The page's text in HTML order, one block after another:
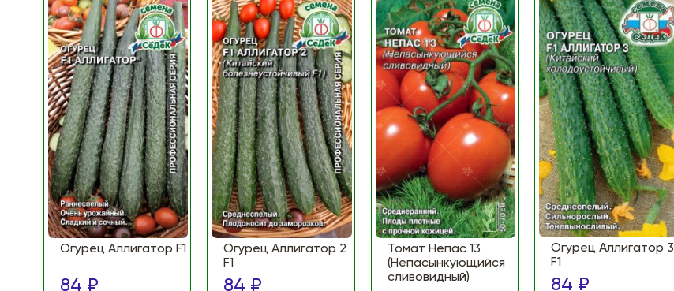
Огурец Аллигатор F1
84 ₽
Огурец Аллигатор 2
F1
84 ₽
Томат Непас 13
(Непасынкующийся
сливовидный)
Огурец Аллигатор 3
F1
84 ₽